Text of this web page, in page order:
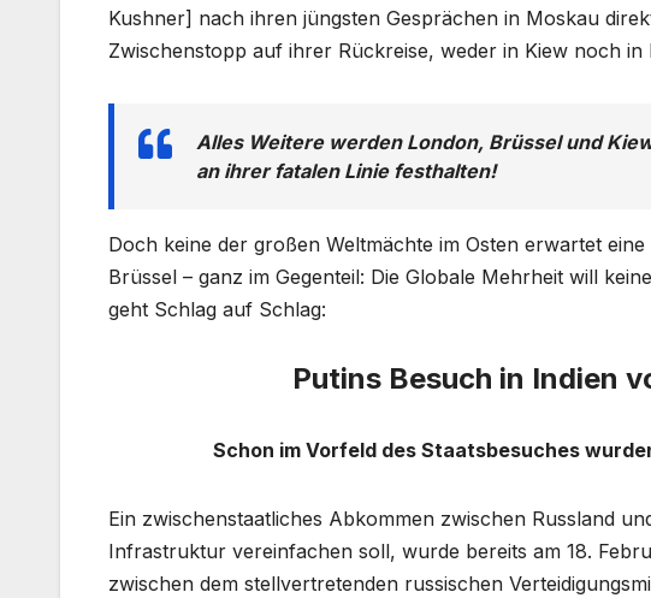
Kushner] nach ihren jüngsten Gesprächen in Moskau
Zwischenstopp auf ihrer Rückreise, weder in Kiew noch in
Alles Weitere werden London, Brüssel und
an ihrer fatalen Linie festhalten!
Doch keine der großen Weltmächte im Osten erwartet
Brüssel – ganz im Gegenteil: Die Globale Mehrheit will
geht Schlag auf Schlag:
Putins Besuch in Indien
Schon im Vorfeld des Staatsbesuches
Ein zwischenstaatliches Abkommen zwischen Russland
Infrastruktur vereinfachen soll, wurde bereits am 18.
zwischen dem stellvertretenden russischen